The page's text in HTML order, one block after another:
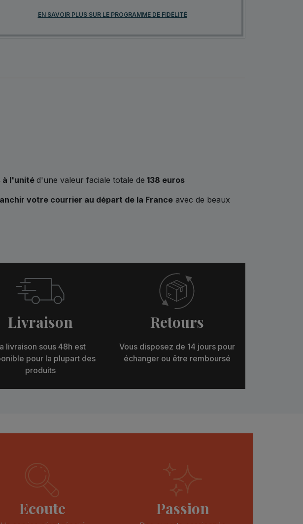
EN SAVOIR PLUS SUR LE PROGRAMME DE FIDÉLITÉ
à l'unité d'une valeur faciale totale de 138 euros
votre courrier au départ de la France avec de beaux
Livraison
livraison sous 48h est
pour la plupart des
produits
Retours
Vous disposez de 14 jours pour
échanger ou être remboursé
Ecoute Passion